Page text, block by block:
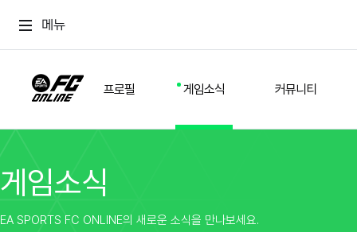
메뉴
프로필 게임소식 커뮤니티
스쿼드
경기 기록
커뮤니티
업데이트
게임소식
EA SPORTS FC ONLINE의 새로운 소식을 만나보세요.